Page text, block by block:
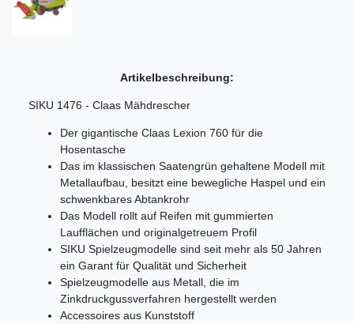
Artikelbeschreibung:
SIKU 1476 - Claas Mähdrescher
Der gigantische Claas Lexion 760 für die
Hosentasche
Das im klassischen Saatengrün gehaltene Modell mit
Metallaufbau, besitzt eine bewegliche Haspel und ein
schwenkbares Abtankrohr
Das Modell rollt auf Reifen mit gummierten
Laufflächen und originalgetreuem Profil
SIKU Spielzeugmodelle sind seit mehr als 50 Jahren
ein Garant für Qualität und Sicherheit
Spielzeugmodelle aus Metall, die im
Zinkdruckgussverfahren hergestellt werden
Accessoires aus Kunststoff